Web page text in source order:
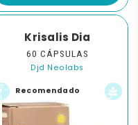
Krisalis Dia
60 CÁPSULAS
Djd Neolabs
Recomendado